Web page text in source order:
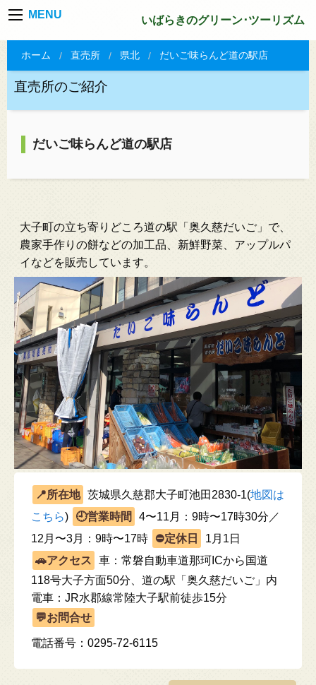
MENU いばらきのグリーン･ツーリズム
ホーム 直売所 県北 だいご味らんど道の駅店
直売所のご紹介
だいご味らんど道の駅店
大子町の立ち寄りどころ道の駅「奥久慈だいご」で、
農家手作りの餅などの加工品、新鮮野菜、アップルパ
イなどを販売しています。
茨城県久慈郡大子町池田2830-1(地図は
こちら)
4〜11月：9時〜17時30分／
12月〜3月：9時〜17時
1月1日
車：常磐自動車道那珂ICから国道
118号大子方面50分、道の駅「奥久慈だいご」内
電車：JR水郡線常陸大子駅前徒歩15分
電話番号：0295-72-6115